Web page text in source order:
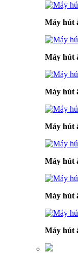
Máy hút
Máy hút
Máy hút
Máy hút
Máy hút
Máy hút
Máy hút